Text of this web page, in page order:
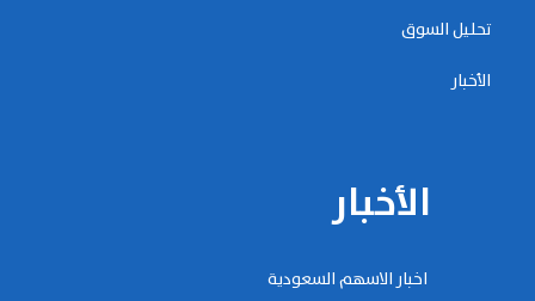
تحليل السوق
الأخبار
الأخبار
اخبار الاسهم السعودية